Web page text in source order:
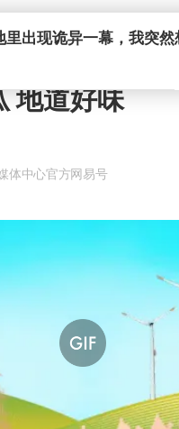
出现诡异一幕，我突然
地道好味
体中心官方网易号